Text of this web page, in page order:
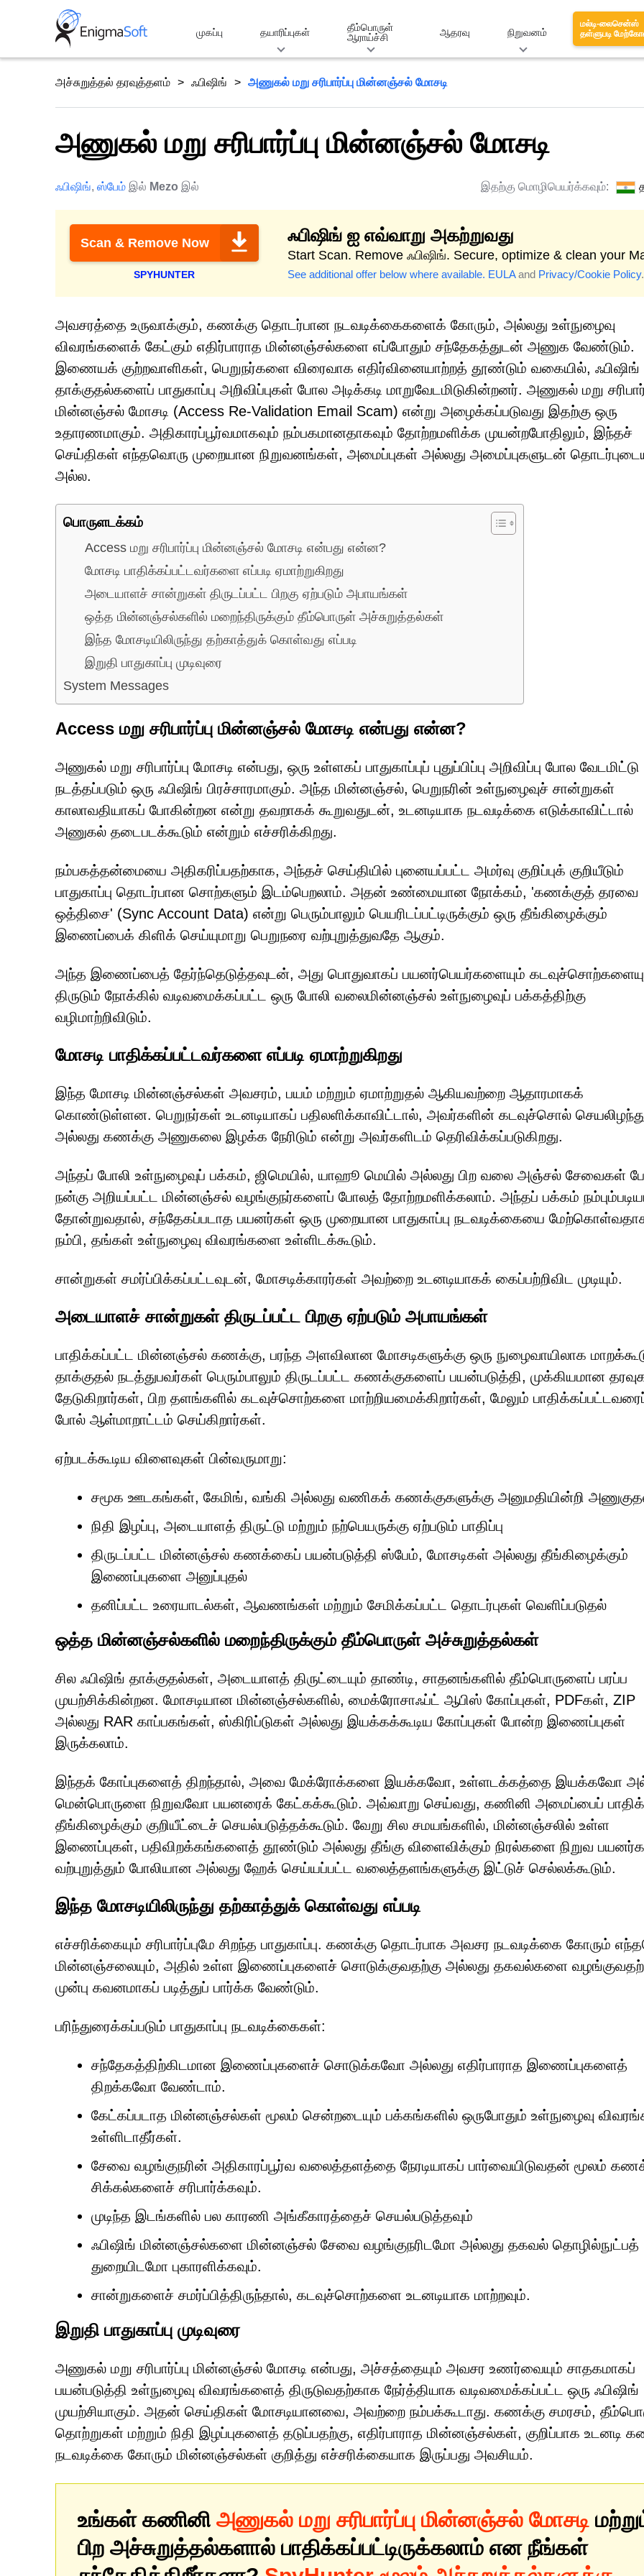
முகப்பு தயாரிப்புகள்
தீம்பொருள்
ஆராய்ச்சி
ஆதரவு நிறுவனம்
மல்டி-லைசென்ஸ்
தள்ளுபடி
அச்சுறுத்தல் தரவுத்தளம் ஃபிஷிங் அணுகல் மறு சரிபார்ப்பு மின்னஞ்சல் மோசடி
அணுகல் மறு சரிபார்ப்பு மின்னஞ்சல் மோசடி
ஃபிஷிங், ஸ்பேம் இல் Mezo இல் இதற்கு மொழிபெயர்க்கவும்:
Scan & Remove Now
SPYHUNTER
ஃபிஷிங் ஐ எவ்வாறு அகற்றுவது
Start Scan. Remove ஃபிஷிங். Secure, optimize & clean your
See additional offer below where available. EULAand Privacy/Cookie Policy.
அவசரத்தை உருவாக்கும், கணக்கு தொடர்பான நடவடிக்கைகளைக் கோரும், அல்லது உள்நுழைவு
விவரங்களைக் கேட்கும் எதிர்பாராத மின்னஞ்சல்களை எப்போதும் சந்தேகத்துடன் அணுக வேண்டும்.
இணையக் குற்றவாளிகள், பெறுநர்களை விரைவாக எதிர்வினையாற்றத் தூண்டும் வகையில், ஃபிஷிங்
தாக்குதல்களைப் பாதுகாப்பு அறிவிப்புகள் போல அடிக்கடி மாறுவேடமிடுகின்றனர். அணுகல் மறு
மின்னஞ்சல் மோசடி (Access Re-Validation Email Scam) என்று அழைக்கப்படுவது இதற்கு ஒரு
உதாரணமாகும். அதிகாரப்பூர்வமாகவும் நம்பகமானதாகவும் தோற்றமளிக்க முயன்றபோதிலும், இந்தச்
செய்திகள் எந்தவொரு முறையான நிறுவனங்கள், அமைப்புகள் அல்லது அமைப்புகளுடன்
அல்ல.
பொருளடக்கம்
Access மறு சரிபார்ப்பு மின்னஞ்சல் மோசடி என்பது என்ன?
மோசடி பாதிக்கப்பட்டவர்களை எப்படி ஏமாற்றுகிறது
அடையாளச் சான்றுகள் திருடப்பட்ட பிறகு ஏற்படும் அபாயங்கள்
ஒத்த மின்னஞ்சல்களில் மறைந்திருக்கும் தீம்பொருள் அச்சுறுத்தல்கள்
இந்த மோசடியிலிருந்து தற்காத்துக் கொள்வது எப்படி
இறுதி பாதுகாப்பு முடிவுரை
System Messages
Access மறு சரிபார்ப்பு மின்னஞ்சல் மோசடி என்பது என்ன?
அணுகல் மறு சரிபார்ப்பு மோசடி என்பது, ஒரு உள்ளகப் பாதுகாப்புப் புதுப்பிப்பு அறிவிப்பு போல வேடமிட்டு
நடத்தப்படும் ஒரு ஃபிஷிங் பிரச்சாரமாகும். அந்த மின்னஞ்சல், பெறுநரின் உள்நுழைவுச் சான்றுகள்
காலாவதியாகப் போகின்றன என்று தவறாகக் கூறுவதுடன், உடனடியாக நடவடிக்கை எடுக்காவிட்டால்
அணுகல் தடைபடக்கூடும் என்றும் எச்சரிக்கிறது.
நம்பகத்தன்மையை அதிகரிப்பதற்காக, அந்தச் செய்தியில் புனையப்பட்ட அமர்வு குறிப்புக் குறியீடும்
பாதுகாப்பு தொடர்பான சொற்களும் இடம்பெறலாம். அதன் உண்மையான நோக்கம், 'கணக்குத் தரவை
ஒத்திசை' (Sync Account Data) என்று பெரும்பாலும் பெயரிடப்பட்டிருக்கும் ஒரு தீங்கிழைக்கும்
இணைப்பைக் கிளிக் செய்யுமாறு பெறுநரை வற்புறுத்துவதே ஆகும்.
அந்த இணைப்பைத் தேர்ந்தெடுத்தவுடன், அது பொதுவாகப் பயனர்பெயர்களையும்
திருடும் நோக்கில் வடிவமைக்கப்பட்ட ஒரு போலி வலைமின்னஞ்சல் உள்நுழைவுப் பக்கத்திற்கு
வழிமாற்றிவிடும்.
மோசடி பாதிக்கப்பட்டவர்களை எப்படி ஏமாற்றுகிறது
இந்த மோசடி மின்னஞ்சல்கள் அவசரம், பயம் மற்றும் ஏமாற்றுதல் ஆகியவற்றை ஆதாரமாகக்
கொண்டுள்ளன. பெறுநர்கள் உடனடியாகப் பதிலளிக்காவிட்டால், அவர்களின் கடவுச்சொல்
அல்லது கணக்கு அணுகலை இழக்க நேரிடும் என்று அவர்களிடம் தெரிவிக்கப்படுகிறது.
அந்தப் போலி உள்நுழைவுப் பக்கம், ஜிமெயில், யாஹூ மெயில் அல்லது பிற வலை அஞ்சல் சேவைகள்
நன்கு அறியப்பட்ட மின்னஞ்சல் வழங்குநர்களைப் போலத் தோற்றமளிக்கலாம். அந்தப் பக்கம்
தோன்றுவதால், சந்தேகப்படாத பயனர்கள் ஒரு முறையான பாதுகாப்பு நடவடிக்கையை
நம்பி, தங்கள் உள்நுழைவு விவரங்களை உள்ளிடக்கூடும்.
சான்றுகள் சமர்ப்பிக்கப்பட்டவுடன், மோசடிக்காரர்கள் அவற்றை உடனடியாகக் கைப்பற்றிவிட முடியும்.
அடையாளச் சான்றுகள் திருடப்பட்ட பிறகு ஏற்படும் அபாயங்கள்
பாதிக்கப்பட்ட மின்னஞ்சல் கணக்கு, பரந்த அளவிலான மோசடிகளுக்கு ஒரு நுழைவாயிலாக
தாக்குதல் நடத்துபவர்கள் பெரும்பாலும் திருடப்பட்ட கணக்குகளைப் பயன்படுத்தி, முக்கியமான
தேடுகிறார்கள், பிற தளங்களில் கடவுச்சொற்களை மாற்றியமைக்கிறார்கள், மேலும்
போல் ஆள்மாறாட்டம் செய்கிறார்கள்.
ஏற்படக்கூடிய விளைவுகள் பின்வருமாறு:
சமூக ஊடகங்கள், கேமிங், வங்கி அல்லது வணிகக் கணக்குகளுக்கு அனுமதியின்றி
நிதி இழப்பு, அடையாளத் திருட்டு மற்றும் நற்பெயருக்கு ஏற்படும் பாதிப்பு
திருடப்பட்ட மின்னஞ்சல் கணக்கைப் பயன்படுத்தி ஸ்பேம், மோசடிகள் அல்லது தீங்கிழைக்கும்
இணைப்புகளை அனுப்புதல்
தனிப்பட்ட உரையாடல்கள், ஆவணங்கள் மற்றும் சேமிக்கப்பட்ட தொடர்புகள் வெளிப்படுதல்
ஒத்த மின்னஞ்சல்களில் மறைந்திருக்கும் தீம்பொருள் அச்சுறுத்தல்கள்
சில ஃபிஷிங் தாக்குதல்கள், அடையாளத் திருட்டையும் தாண்டி, சாதனங்களில் தீம்பொருளைப் பரப்ப
முயற்சிக்கின்றன. மோசடியான மின்னஞ்சல்களில், மைக்ரோசாஃப்ட் ஆபிஸ் கோப்புகள், PDFகள், ZIP
அல்லது RAR காப்பகங்கள், ஸ்கிரிப்டுகள் அல்லது இயக்கக்கூடிய கோப்புகள் போன்ற இணைப்புகள்
இருக்கலாம்.
இந்தக் கோப்புகளைத் திறந்தால், அவை மேக்ரோக்களை இயக்கவோ, உள்ளடக்கத்தை இயக்கவோ
மென்பொருளை நிறுவவோ பயனரைக் கேட்கக்கூடும். அவ்வாறு செய்வது, கணினி அமைப்பைப்
தீங்கிழைக்கும் குறியீட்டைச் செயல்படுத்தக்கூடும். வேறு சில சமயங்களில், மின்னஞ்சலில் உள்ள
இணைப்புகள், பதிவிறக்கங்களைத் தூண்டும் அல்லது தீங்கு விளைவிக்கும் நிரல்களை நிறுவ
வற்புறுத்தும் போலியான அல்லது ஹேக் செய்யப்பட்ட வலைத்தளங்களுக்கு இட்டுச் செல்லக்கூடும்.
இந்த மோசடியிலிருந்து தற்காத்துக் கொள்வது எப்படி
எச்சரிக்கையும் சரிபார்ப்புமே சிறந்த பாதுகாப்பு. கணக்கு தொடர்பாக அவசர நடவடிக்கை கோரும்
மின்னஞ்சலையும், அதில் உள்ள இணைப்புகளைச் சொடுக்குவதற்கு அல்லது தகவல்களை
முன்பு கவனமாகப் படித்துப் பார்க்க வேண்டும்.
பரிந்துரைக்கப்படும் பாதுகாப்பு நடவடிக்கைகள்:
சந்தேகத்திற்கிடமான இணைப்புகளைச் சொடுக்கவோ அல்லது எதிர்பாராத இணைப்புகளைத்
திறக்கவோ வேண்டாம்.
கேட்கப்படாத மின்னஞ்சல்கள் மூலம் சென்றடையும் பக்கங்களில் ஒருபோதும் உள்நுழைவு
உள்ளிடாதீர்கள்.
சேவை வழங்குநரின் அதிகாரப்பூர்வ வலைத்தளத்தை நேரடியாகப் பார்வையிடுவதன் மூலம்
சிக்கல்களைச் சரிபார்க்கவும்.
முடிந்த இடங்களில் பல காரணி அங்கீகாரத்தைச் செயல்படுத்தவும்
ஃபிஷிங் மின்னஞ்சல்களை மின்னஞ்சல் சேவை வழங்குநரிடமோ அல்லது தகவல் தொழில்நுட்பத்
துறையிடமோ புகாரளிக்கவும்.
சான்றுகளைச் சமர்ப்பித்திருந்தால், கடவுச்சொற்களை உடனடியாக மாற்றவும்.
இறுதி பாதுகாப்பு முடிவுரை
அணுகல் மறு சரிபார்ப்பு மின்னஞ்சல் மோசடி என்பது, அச்சத்தையும் அவசர உணர்வையும் சாதகமாகப்
பயன்படுத்தி உள்நுழைவு விவரங்களைத் திருடுவதற்காக நேர்த்தியாக வடிவமைக்கப்பட்ட ஒரு ஃபிஷிங்
முயற்சியாகும். அதன் செய்திகள் மோசடியானவை, அவற்றை நம்பக்கூடாது. கணக்கு சமரசம்,
தொற்றுகள் மற்றும் நிதி இழப்புகளைத் தடுப்பதற்கு, எதிர்பாராத மின்னஞ்சல்கள், குறிப்பாக உடனடி
நடவடிக்கை கோரும் மின்னஞ்சல்கள் குறித்து எச்சரிக்கையாக இருப்பது அவசியம்.
உங்கள் கணினி அணுகல் மறு சரிபார்ப்பு மின்னஞ்சல் மோசடி
பிற அச்சுறுத்தல்களால் பாதிக்கப்பட்டிருக்கலாம் என நீங்கள்